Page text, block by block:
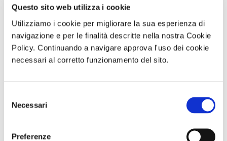
Questo sito web utilizza i cookie
Utilizziamo i cookie per migliorare la sua esperienza di
navigazione e per le finalità descritte nella nostra Cookie
Policy. Continuando a navigare approva l'uso dei cookie
necessari al corretto funzionamento del sito.
delNecessari
Preferenze
Trekking con
Sabato 19
Settembre 2026
ABBONAMENTO
Visita guidata
SAN GIOVANNI
IN FONTE
Domenica 13
ore 10:30